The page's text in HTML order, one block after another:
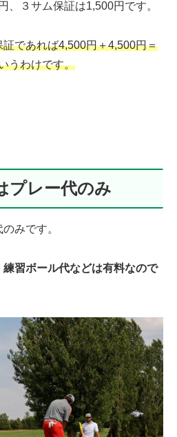
、３サム保証は1,500円です。
であれば4,500円＋4,500円＝
うわけです。
プレー代のみ
みです。
習ボール代などは有料なので